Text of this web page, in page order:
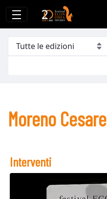
Moreno Cesare
Moreno Cesare
Interventi